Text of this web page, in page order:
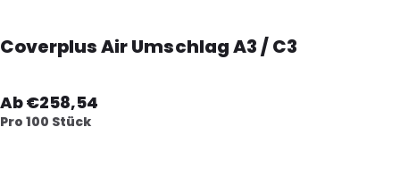
Coverplus Air Umschlag A3 / C3
Ab €258,54
Pro 100 Stück